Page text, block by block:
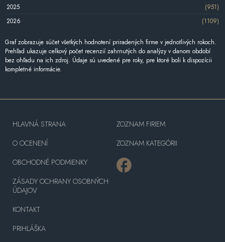
2025
(951)
2026
(1109)
Graf zobrazuje súčet všetkých hodnotení priradených firme v jednotlivých rokoch.
Prehľad ukazuje celkový počet recenzií zahrnutých do analýzy v danom období
bez ohľadu na ich zdroj. Údaje sú uvedené pre roky, pre ktoré boli k dispozícii
kompletné informácie.
HLAVNÁ STRANA
O OCENENÍ
OBCHODNÉ PODMIENKY
ZÁSADY OCHRANY OSOBNÝCH
ÚDAJOV
KONTAKT
PRIHLÁŠKA
ZOZNAM FIRIEM
ZOZNAM KATEGÓRII